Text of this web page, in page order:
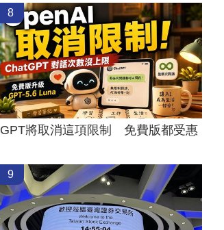
8
GPT將取消這項限制 免費版都受惠
9